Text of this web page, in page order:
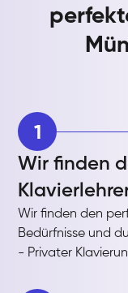
1
Wir finden
Wir finden den
Bedürfnisse und
- Privater